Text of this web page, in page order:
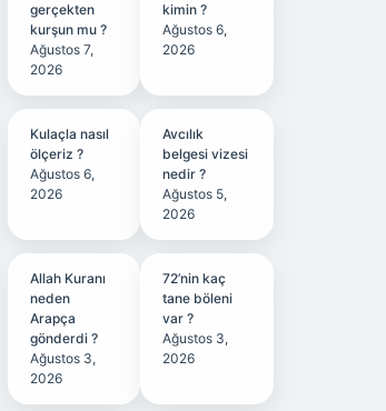
gerçekten
kurşun mu ?
Ağustos 7,
2026
kimin ?
Ağustos 6,
2026
Kulaçla nasıl
ölçeriz ?
Ağustos 6,
2026
Avcılık
belgesi vizesi
nedir ?
Ağustos 5,
2026
Allah Kuranı
neden
Arapça
gönderdi ?
Ağustos 3,
2026
72’nin kaç
tane böleni
var ?
Ağustos 3,
2026